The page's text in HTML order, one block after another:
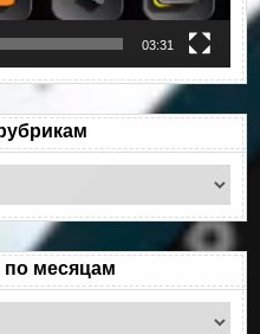
03:31
месяцам